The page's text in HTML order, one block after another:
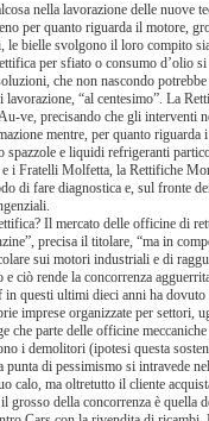
nella lavorazione delle nuove
per quanto riguarda il motore,
bielle svolgono il loro compito
per sfiato o consumo d’olio
che non nascondo
“al centesimo”. La
ve, precisando che gli interventi
mentre, per quanto
e liquidi refrigeranti
i Fratelli Molfetta, la Rettifiche
di fare diagnostica e, sul fronte
Il mercato delle officine di
precisa il titolare, “ma in
sui motori industriali e di
e ciò rende la concorrenza
in questi ultimi dieci anni ha
imprese organizzate per settori,
parte delle officine
i demolitori (ipotesi questa
di pessimismo si intravede
calo, ma oltretutto il cliente
della concorrenza è quella